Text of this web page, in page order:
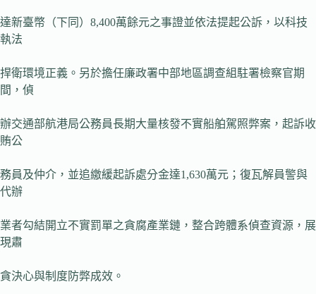
達新臺幣（下同）8,400萬餘元之事證並依法提起公訴，以科技
執法
捍衛環境正義。另於擔任廉政署中部地區調查組駐署檢察官期
間，偵
辦交通部航港局公務員長期大量核發不實船舶駕照弊案，起訴收
賄公
務員及仲介，並追繳緩起訴處分金達1,630萬元；復瓦解員警與
代辦
業者勾結開立不實罰單之貪腐產業鏈，整合跨體系偵查資源，展
現肅
貪決心與制度防弊成效。